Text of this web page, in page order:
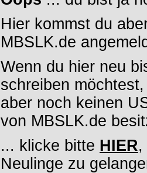
Hier kommst du
MBSLK.de
Wenn du hier neu
schreiben möchtest,
aber noch keinen
von MBSLK.de
... klicke bitte HIER,
Neulinge zu